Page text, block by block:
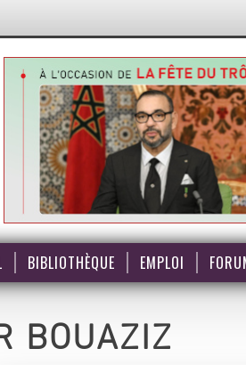
BIBLIOTHÈQUE EMPLOI
BOUAZIZ